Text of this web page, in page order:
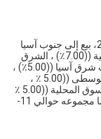
نحن مقرها في قوانغدونغ، الصين، بدءا من عام 2018، بيع إلى جنوب آسيا
((30.00٪) ، أمريكا الجنوبية ((7.00٪) ، أوروبا الشرقية ((7.00٪) ، الشرق
أوروبا الشمالية ((5.00 ٪ ، جنوب أوروبا ((5.00 ٪ ، السوق المحلية ((5.00 ٪
، أوقيانوسيا ((4.00 ٪) ، شرق آسيا ((4.00 ٪). هناك ما مجموعه حوالي 11-